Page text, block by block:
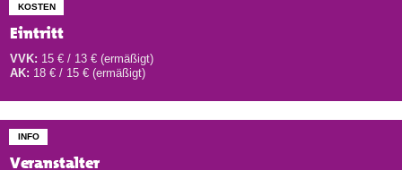
KOSTEN
Eintritt
VVK: 15 € / 13 € (ermäßigt)
AK: 18 € / 15 € (ermäßigt)
INFO
Veranstalter